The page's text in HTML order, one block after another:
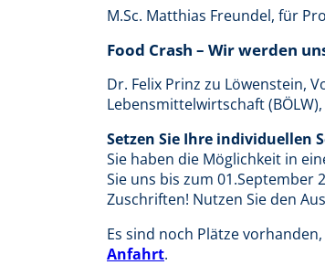
M.Sc. Matthias Freundel, für
Food Crash – Wir werden
Dr. Felix Prinz zu Löwenstein,
Lebensmittelwirtschaft
Setzen Sie Ihre individuellen
Sie haben die Möglichkeit in
Sie uns bis zum 01.September
Zuschriften! Nutzen Sie den
Es sind noch Plätze
Anfahrt.